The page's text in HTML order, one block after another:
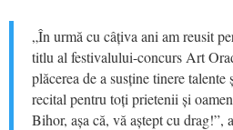
„În urmă cu câțiva ani am reusit
titlu al festivalului-concurs Art
plăcerea de a susține tinere
recital pentru toți prietenii și
Bihor, așa că, vă aștept cu drag!”,